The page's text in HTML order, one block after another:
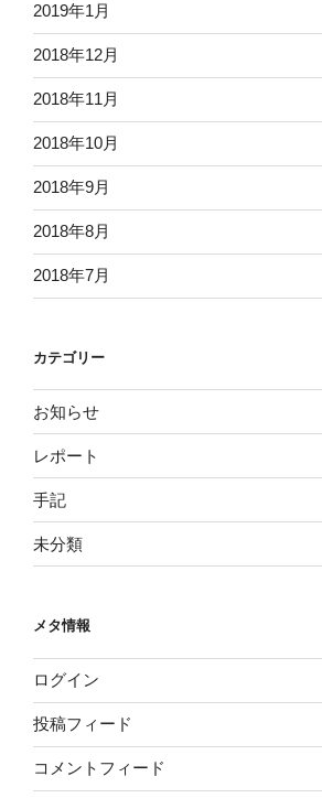
2019年1月
2018年12月
2018年11月
2018年10月
2018年9月
2018年8月
2018年7月
カテゴリー
お知らせ
レポート
手記
未分類
メタ情報
ログイン
投稿フィード
コメントフィード